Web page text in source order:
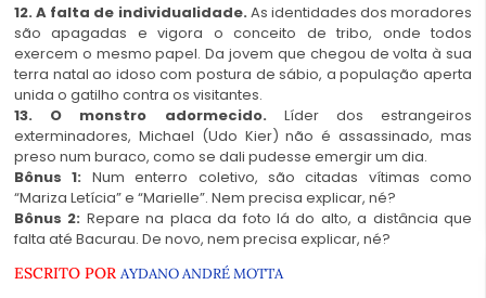
12. A falta de individualidade. As identidades dos moradores
são apagadas e vigora o conceito de tribo, onde todos
exercem o mesmo papel. Da jovem que chegou de volta à sua
terra natal ao idoso com postura de sábio, a população aperta
unida o gatilho contra os visitantes.
13. O monstro adormecido. Líder dos estrangeiros
exterminadores, Michael (Udo Kier) não é assassinado, mas
preso num buraco, como se dali pudesse emergir um dia.
Bônus 1: Num enterro coletivo, são citadas vítimas como
“Mariza Letícia” e “Marielle”. Nem precisa explicar, né?
Bônus 2: Repare na placa da foto lá do alto, a distância que
falta até Bacurau. De novo, nem precisa explicar, né?
ESCRITO POR AYDANO ANDRÉ MOTTA